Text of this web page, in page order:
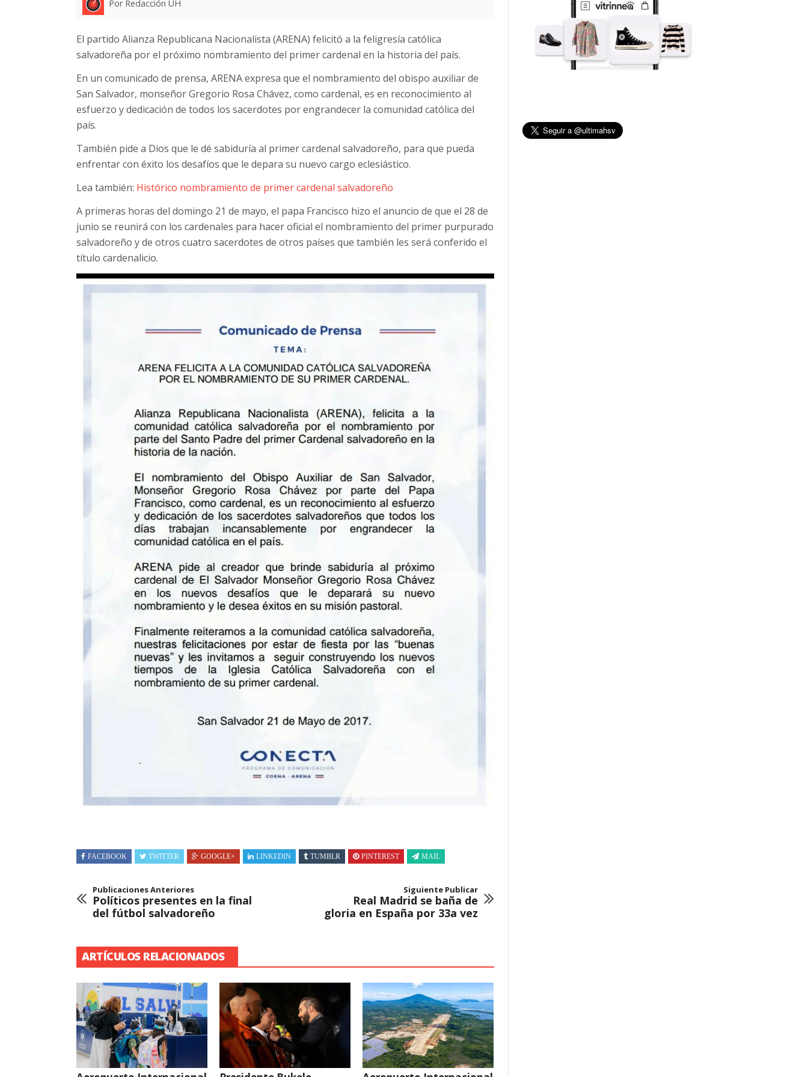
Por Redacción UH
El partido Alianza Republicana Nacionalista (ARENA) felicitó a la feligresía católica
salvadoreña por el próximo nombramiento del primer cardenal en la historia del país.
En un comunicado de prensa, ARENA expresa que el nombramiento del obispo auxiliar de
San Salvador, monseñor Gregorio Rosa Chávez, como cardenal, es en reconocimiento al
esfuerzo y dedicación de todos los sacerdotes por engrandecer la comunidad católica del
país.
También pide a Dios que le dé sabiduría al primer cardenal salvadoreño, para que pueda
enfrentar con éxito los desafíos que le depara su nuevo cargo eclesiástico.
Lea también: Histórico nombramiento de primer cardenal salvadoreño
A primeras horas del domingo 21 de mayo, el papa Francisco hizo el anuncio de que el 28 de
junio se reunirá con los cardenales para hacer oficial el nombramiento del primer purpurado
salvadoreño y de otros cuatro sacerdotes de otros países que también les será conferido el
título cardenalicio.
FACEBOOK TWITTER GOOGLE+ LINKEDIN TUMBLR PINTEREST MAIL
Publicaciones Anteriores
Políticos presentes en la final
del fútbol salvadoreño
Siguiente Publicar
Real Madrid se baña de
gloria en España por 33a vez
ARTÍCULOS RELACIONADOS